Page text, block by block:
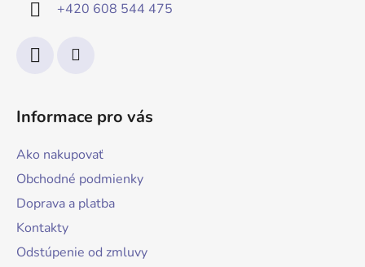
+420 608 544 475
Informace pro vás
Ako nakupovať
Obchodné podmienky
Doprava a platba
Kontakty
Odstúpenie od zmluvy